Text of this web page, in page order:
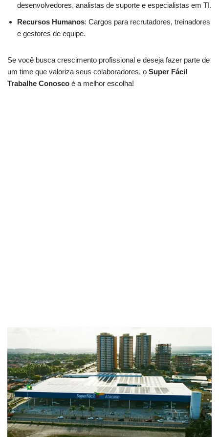
desenvolvedores, analistas de suporte e especialistas em TI.
Recursos Humanos: Cargos para recrutadores, treinadores
e gestores de equipe.
Se você busca crescimento profissional e deseja fazer parte de
um time que valoriza seus colaboradores, o Super Fácil
Trabalhe Conosco é a melhor escolha!